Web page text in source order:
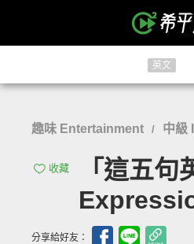
英文
趣味 Entertainment / 中級
收藏
「這五
分享給好友：